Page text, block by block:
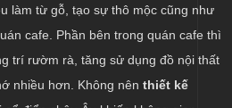
làm từ gỗ, tạo sự thô mộc cũng như
cafe. Phần bên trong quán cafe thì
trí rườm rà, tăng sử dụng đồ nội thất
nhiều hơn. Không nên thiết kế